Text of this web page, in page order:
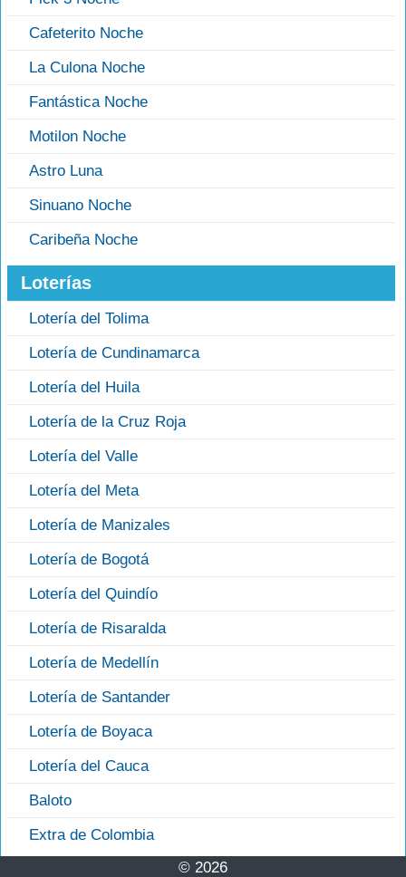
Cafeterito Noche
La Culona Noche
Fantástica Noche
Motilon Noche
Astro Luna
Sinuano Noche
Caribeña Noche
Loterías
Lotería del Tolima
Lotería de Cundinamarca
Lotería del Huila
Lotería de la Cruz Roja
Lotería del Valle
Lotería del Meta
Lotería de Manizales
Lotería de Bogotá
Lotería del Quindío
Lotería de Risaralda
Lotería de Medellín
Lotería de Santander
Lotería de Boyaca
Lotería del Cauca
Baloto
Extra de Colombia
© 2026